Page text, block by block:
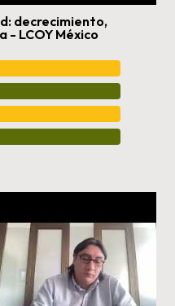
decrecimiento,
- LCOY México